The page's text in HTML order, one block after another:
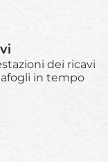
dei ricavi
in tempo